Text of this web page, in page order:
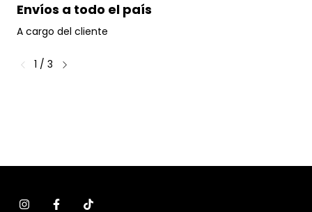
Envíos a todo el país
A cargo del cliente
1 / 3